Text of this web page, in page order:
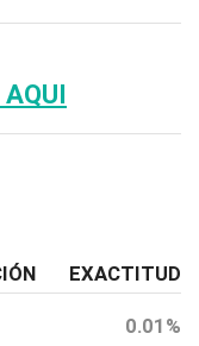
EXACTITUD
0.01%